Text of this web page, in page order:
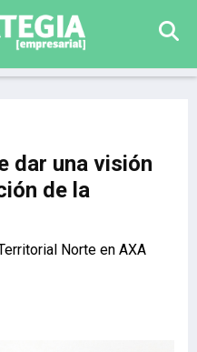
dar una visión
de la
Norte en AXA